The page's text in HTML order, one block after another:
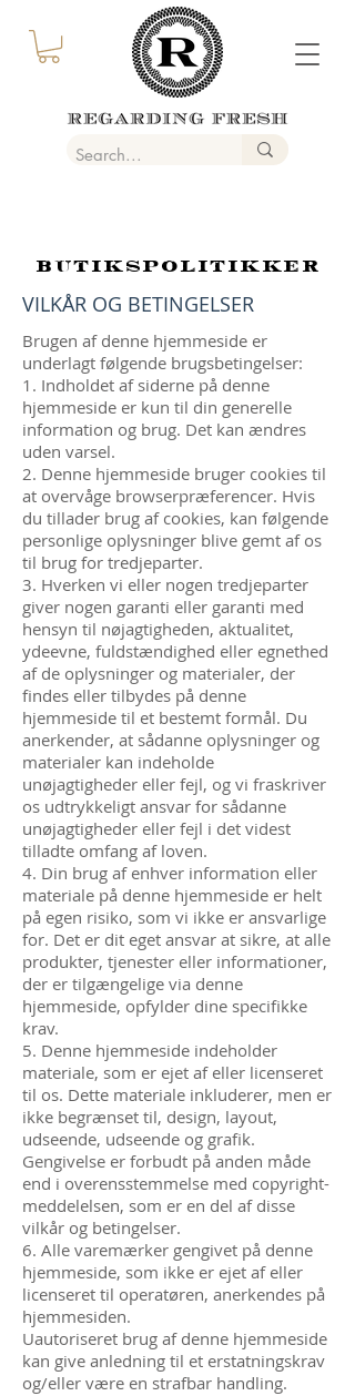
BUTIKSPOLITIKKER
VILKÅR OG BETINGELSER
Brugen af denne hjemmeside er
underlagt følgende brugsbetingelser:
1. Indholdet af siderne på denne
hjemmeside er kun til din generelle
information og brug. Det kan ændres
uden varsel.
2. Denne hjemmeside bruger cookies til
at overvåge browserpræferencer. Hvis
du tillader brug af cookies, kan følgende
personlige oplysninger blive gemt af os
til brug for tredjeparter.
3. Hverken vi eller nogen tredjeparter
giver nogen garanti eller garanti med
hensyn til nøjagtigheden, aktualitet,
ydeevne, fuldstændighed eller egnethed
af de oplysninger og materialer, der
findes eller tilbydes på denne
hjemmeside til et bestemt formål. Du
anerkender, at sådanne oplysninger og
materialer kan indeholde
unøjagtigheder eller fejl, og vi fraskriver
os udtrykkeligt ansvar for sådanne
unøjagtigheder eller fejl i det videst
tilladte omfang af loven.
4. Din brug af enhver information eller
materiale på denne hjemmeside er helt
på egen risiko, som vi ikke er ansvarlige
for. Det er dit eget ansvar at sikre, at alle
produkter, tjenester eller informationer,
der er tilgængelige via denne
hjemmeside, opfylder dine specifikke
krav.
5. Denne hjemmeside indeholder
materiale, som er ejet af eller licenseret
til os. Dette materiale inkluderer, men er
ikke begrænset til, design, layout,
udseende, udseende og grafik.
Gengivelse er forbudt på anden måde
end i overensstemmelse med copyright-
meddelelsen, som er en del af disse
vilkår og betingelser.
6. Alle varemærker gengivet på denne
hjemmeside, som ikke er ejet af eller
licenseret til operatøren, anerkendes på
hjemmesiden.
Uautoriseret brug af denne hjemmeside
kan give anledning til et erstatningskrav
og/eller være en strafbar handling.